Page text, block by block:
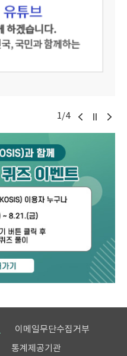
1/4
이메일무단수집거부
통계제공기관